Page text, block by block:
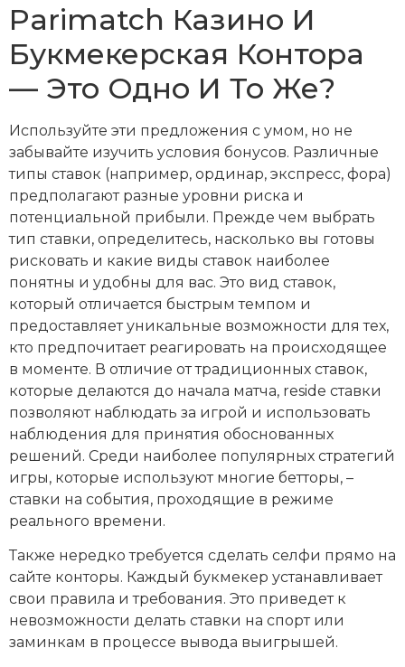
Parimatch Казино И
Букмекерская Контора
— Это Одно И То Же?
Используйте эти предложения с умом, но не
забывайте изучить условия бонусов. Различные
типы ставок (например, ординар, экспресс, фора)
предполагают разные уровни риска и
потенциальной прибыли. Прежде чем выбрать
тип ставки, определитесь, насколько вы готовы
рисковать и какие виды ставок наиболее
понятны и удобны для вас. Это вид ставок,
который отличается быстрым темпом и
предоставляет уникальные возможности для тех,
кто предпочитает реагировать на происходящее
в моменте. В отличие от традиционных ставок,
которые делаются до начала матча, reside ставки
позволяют наблюдать за игрой и использовать
наблюдения для принятия обоснованных
решений. Среди наиболее популярных стратегий
игры, которые используют многие бетторы, –
ставки на события, проходящие в режиме
реального времени.
Также нередко требуется сделать селфи прямо на
сайте конторы. Каждый букмекер устанавливает
свои правила и требования. Это приведет к
невозможности делать ставки на спорт или
заминкам в процессе вывода выигрышей.